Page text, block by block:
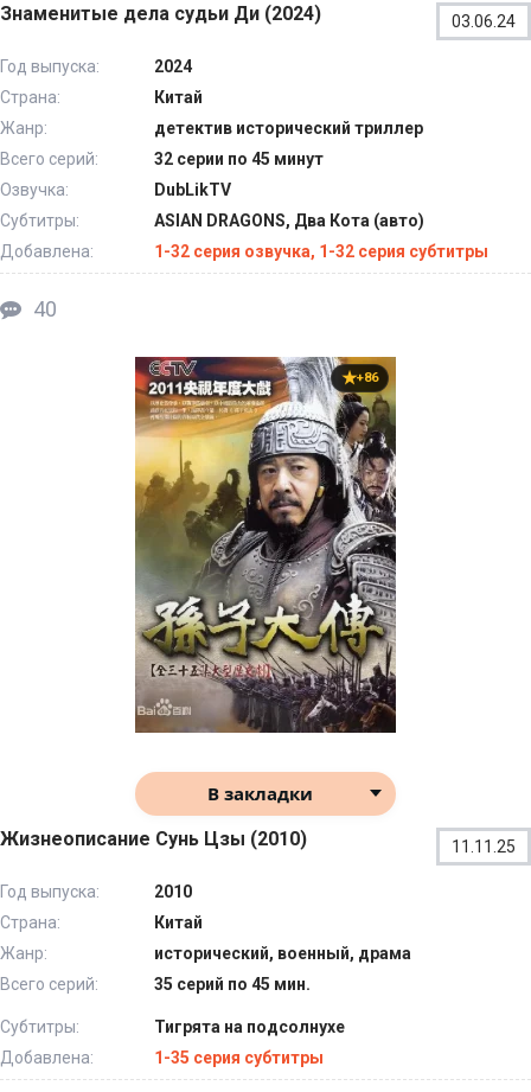
Знаменитые дела судьи Ди (2024) 03.06.24
Год выпуска:
2024
Страна:
Китай
Жанр:
детектив исторический триллер
Всего серий:
32 серии по 45 минут
Озвучка:
DubLikTV
Субтитры:
ASIAN DRAGONS, Два Кота (авто)
Добавлена:
1-32 серия озвучка, 1-32 серия субтитры
40
+86
В закладки
Жизнеописание Сунь Цзы (2010) 11.11.25
Год выпуска:
2010
Страна:
Китай
Жанр:
исторический, военный, драма
Всего серий:
35 серий по 45 мин.
Субтитры:
Тигрята на подсолнухе
Добавлена:
1-35 серия субтитры